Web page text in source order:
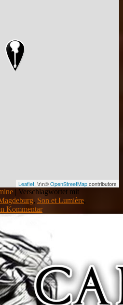
Leaflet, \r\n©OpenStreetMapcontributors
| Verschlagwortet mit
, Son et Lumière,
Kommentar